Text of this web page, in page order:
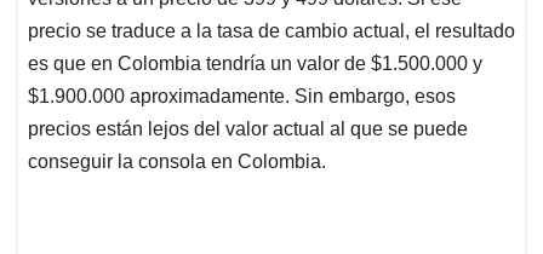
precio se traduce a la tasa de cambio actual, el resultado
es que en Colombia tendría un valor de $1.500.000 y
$1.900.000 aproximadamente. Sin embargo, esos
precios están lejos del valor actual al que se puede
conseguir la consola en Colombia.